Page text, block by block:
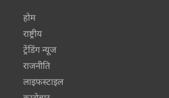
होम
राष्ट्रीय
ट्रेंडिंग न्यूज
राजनीति
लाइफस्टाइल